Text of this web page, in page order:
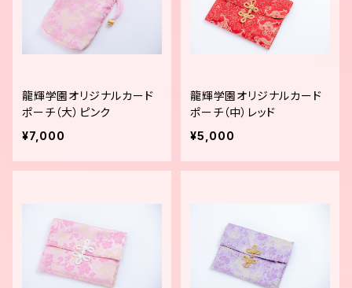
龍輝学園オリジナルカード
ポーチ（大）ピンク
¥7,000
龍輝学園オリジナルカード
ポーチ（中）レッド
¥5,000